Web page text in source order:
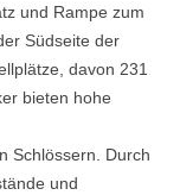
und Rampe zum
Südseite der
davon 231
bieten hohe
Schlössern. Durch
und